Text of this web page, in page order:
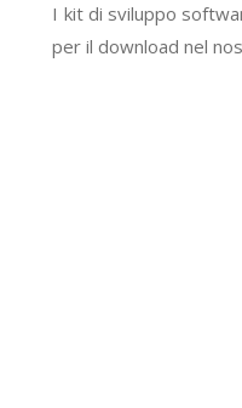
I kit di sviluppo
per il download nel